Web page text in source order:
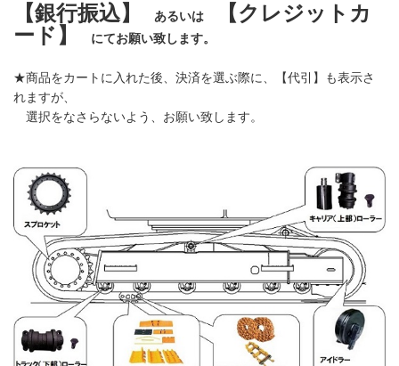
【銀行振込】 あるいは
【クレジットカ
ード】
にてお願い致します。
★商品をカートに入れた後、決済を選ぶ際に、【代引】も表示さ
れますが、
選択をなさらないよう、お願い致します。